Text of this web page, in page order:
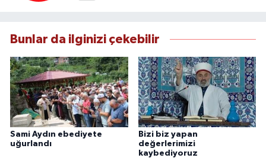
Bunlar da ilginizi çekebilir
Sami Aydın ebediyete
uğurlandı
Bizi biz yapan
değerlerimizi
kaybediyoruz